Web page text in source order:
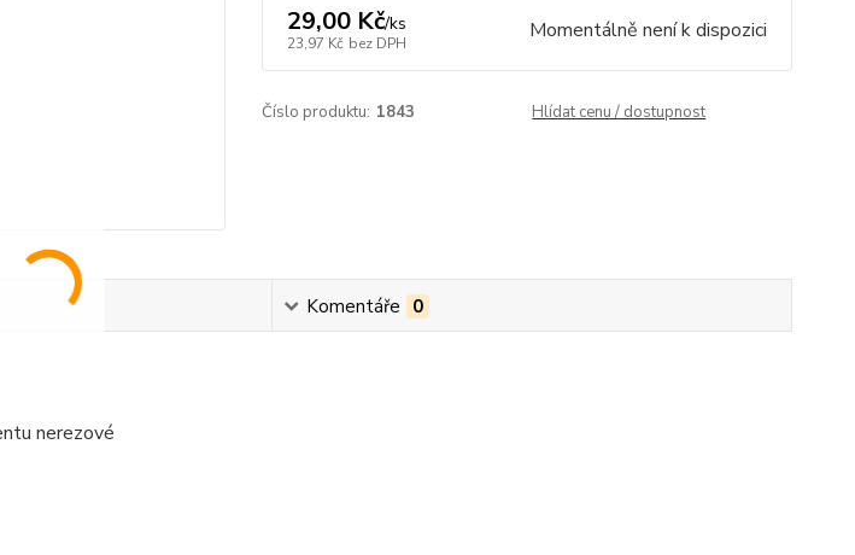
29,00 Kč/ks
23,97 Kč bez DPH Momentálně není k dispozici
Číslo produktu: 1843 Hlídat cenu / dostupnost
Komentáře 0
nerezové